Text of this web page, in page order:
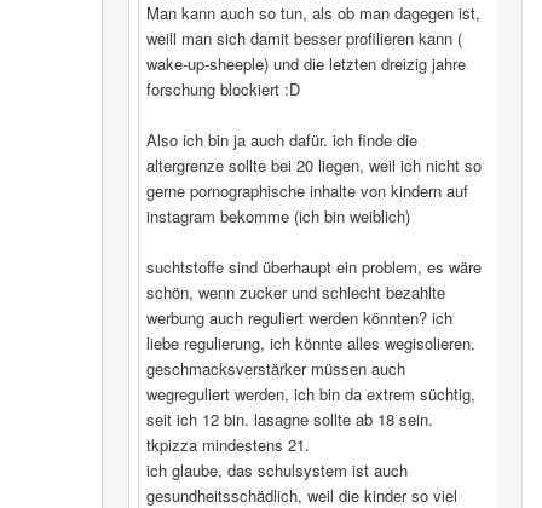
Man kann auch so tun, als ob man dagegen ist,
weill man sich damit besser profilieren kann (
wake-up-sheeple) und die letzten dreizig jahre
forschung blockiert :D
Also ich bin ja auch dafür. ich finde die
altergrenze sollte bei 20 liegen, weil ich nicht so
gerne pornographische inhalte von kindern auf
instagram bekomme (ich bin weiblich)
suchtstoffe sind überhaupt ein problem, es wäre
schön, wenn zucker und schlecht bezahlte
werbung auch reguliert werden könnten? ich
liebe regulierung, ich könnte alles wegisolieren.
geschmacksverstärker müssen auch
wegreguliert werden, ich bin da extrem süchtig,
seit ich 12 bin. lasagne sollte ab 18 sein.
tkpizza mindestens 21.
ich glaube, das schulsystem ist auch
gesundheitsschädlich, weil die kinder so viel